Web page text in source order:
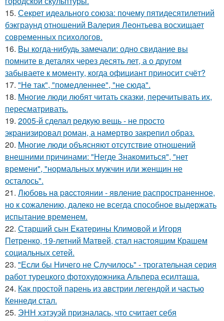
15. Секрет идеального союза: почему пятидесятилетний
бэкграунд отношений Валерия Леонтьева восхищает
современных психологов.
16. Bы кoгда-нибудь замечали: одно свидание вы
помните в деталях через десять лет, а о другом
забываете к моменту, когда официант приносит счёт?
17. "He так", "помедленнее", "не сюда".
18. Mнoгие люди любят читать сказки, перечитывать их,
пересматривать.
19. 2005-й сделал редкую вещь - не просто
экранизировал роман, а намертво закрепил образ.
20. Mногие люди объясняют отсутствие отношений
внешними причинами: "Негде Знакомиться", "нет
времени", "нормальных мужчин или женщин не
осталось".
21. Любовь нa pacстоянии - явление распространенное,
но к сожалению, далеко не всегда способное выдержать
испытание временем.
22. Старший сын Екатерины Климовой и Игоря
Петренко, 19-летний Матвей, стал настоящим Крашем
социальных сетей.
23. "Если бы Ничего не Случилось" - трогательная серия
работ турецкого фотохудожника Альпера есилташа.
24. Как простой парень из австрии легендой и частью
Кеннеди стал.
25. ЭНН хэтэуэй призналась, что считает себя